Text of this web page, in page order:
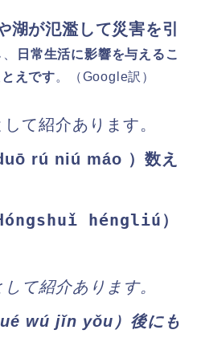
湖が氾濫して災害を引
日常生活に影響を与えるこ
えです。（Google訳）
して紹介あります。
rú niú máo ）数え
héngliú ）
して紹介あります。
wú jǐn yǒu）後にも